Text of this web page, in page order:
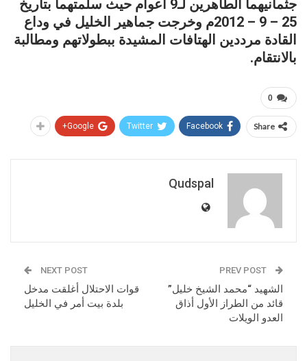
جثمانيهما الطاهرين لـ9 أعوام حيث سلمتهما بتاريخ
25 – 9 – 2012م وخرجت جماهير الخليل في وداع
القادة مرددين الهتافات المشيدة ببطولاتهم ومطالبة
بالانتقام.
0
Share
Facebook
Twitter
Google+
Qudspal
الشهيد “محمد الشيخ خليل”
قائد من الطراز الأول أذاق
العدو الويلات
NEXT POST
قوات الاحتلال أغلقت مدخل
بلدة بيت أمر في الخليل